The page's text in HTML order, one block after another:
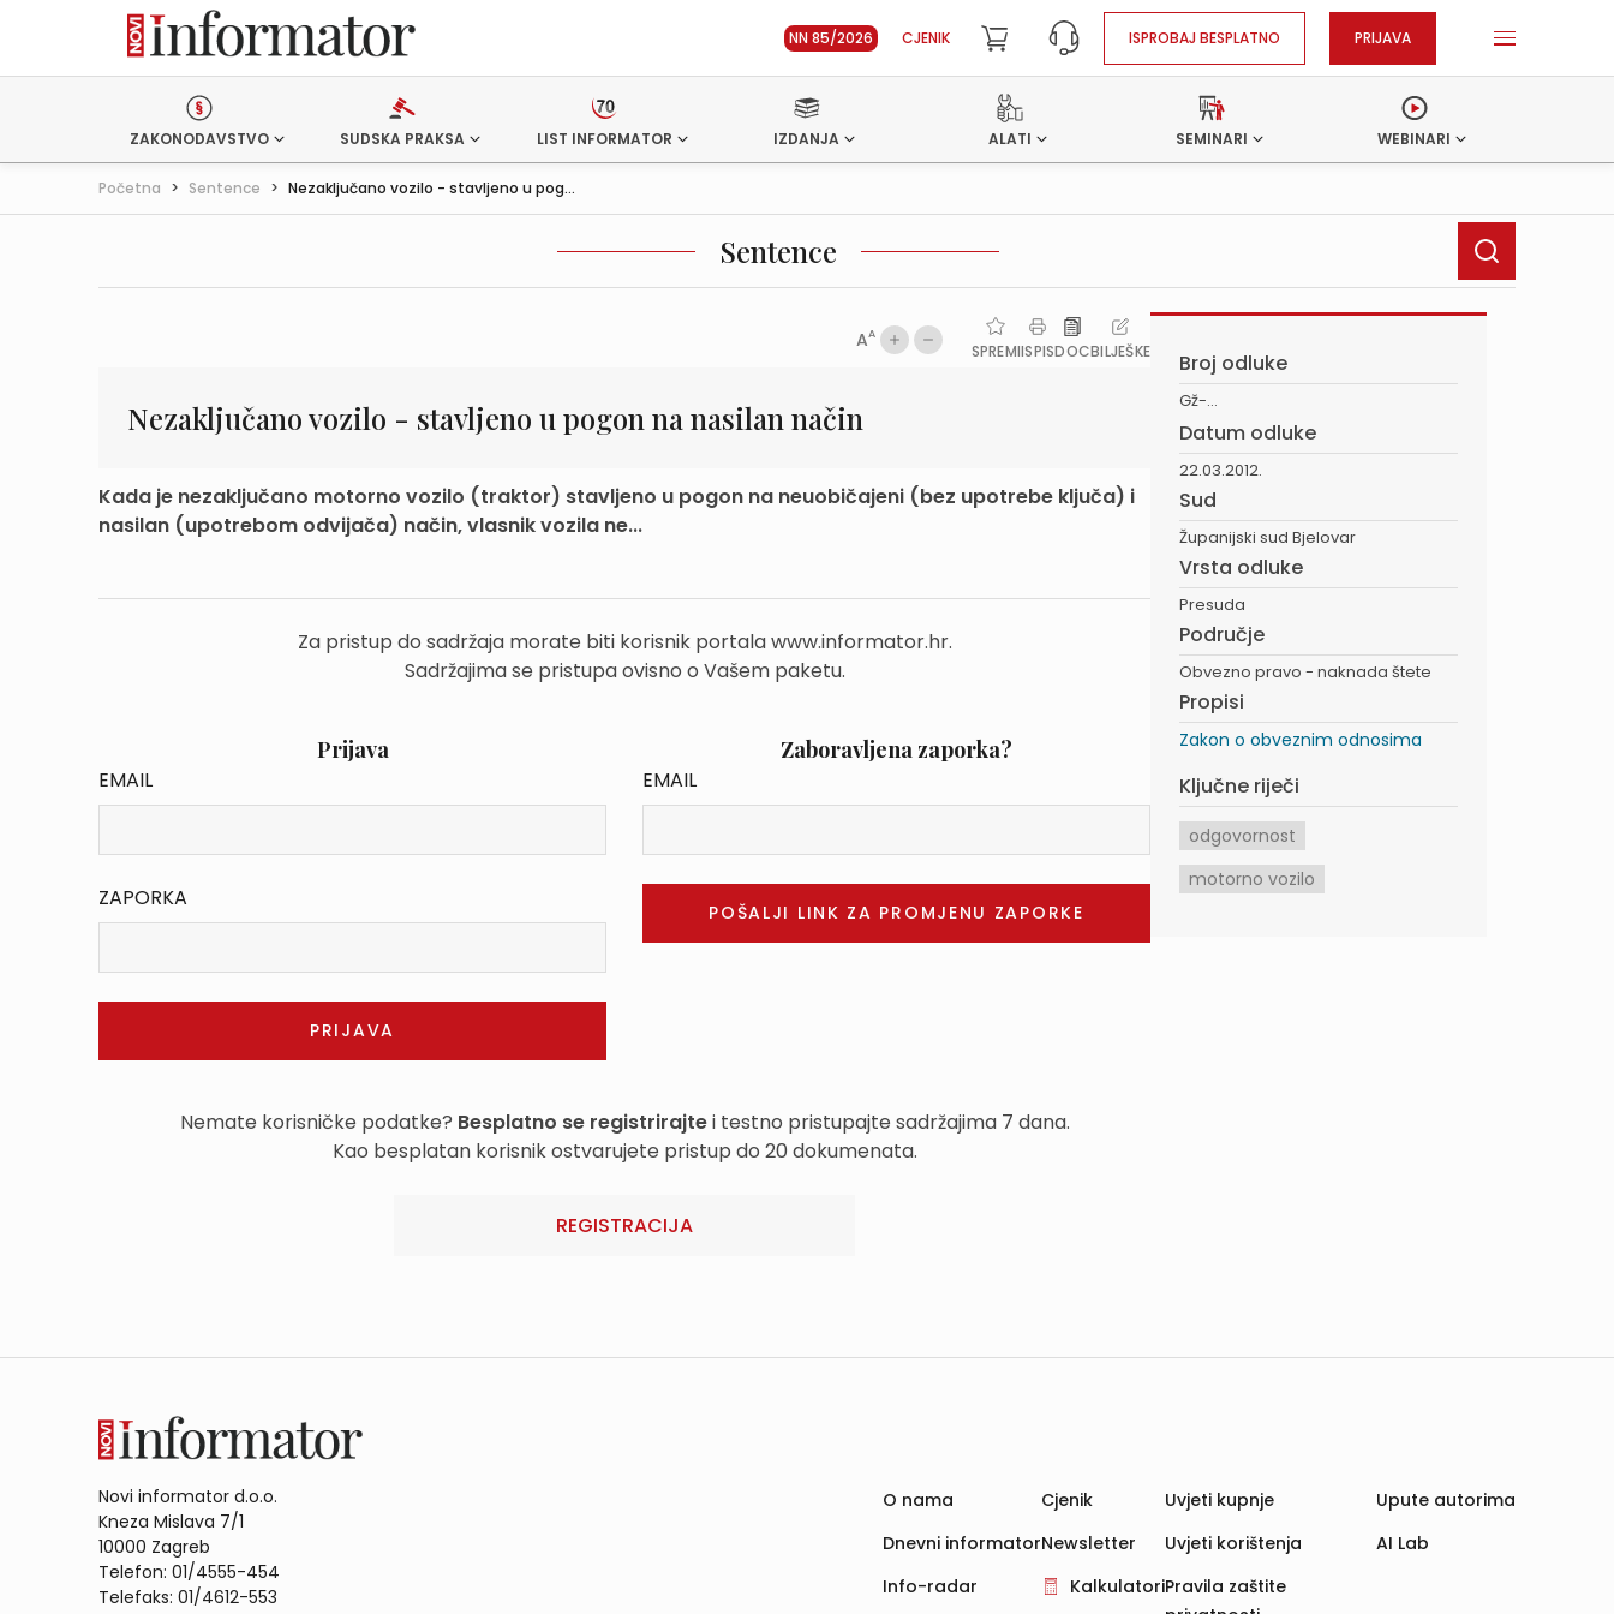
NN 85/2026 CJENIK ISPROBAJ BESPLATNO PRIJAVA
ZAKONODAVSTVO SUDSKA PRAKSA LIST INFORMATOR IZDANJA ALATI SEMINARI WEBINARI
Početna > Sentence > Nezaključano vozilo - stavljeno u pog...
Sentence
AA
SPREMIISPISDOCBILJEŠKE
Nezaključano vozilo - stavljeno u pogon na nasilan način
Kada je nezaključano motorno vozilo (traktor) stavljeno u pogon na neuobičajeni (bez upotrebe ključa) i
nasilan (upotrebom odvijača) način, vlasnik vozila ne...
Za pristup do sadržaja morate biti korisnik portala www.informator.hr.
Sadržajima se pristupa ovisno o Vašem paketu.
Prijava
EMAIL
ZAPORKA
Zaboravljena zaporka?
EMAIL
Nemate korisničke podatke? Besplatno se registrirajtei testno pristupajte sadržajima 7 dana.
Kao besplatan korisnik ostvarujete pristup do 20 dokumenata.
REGISTRACIJA
Broj odluke
Gž-...
Datum odluke
22.03.2012.
Sud
Županijski sud Bjelovar
Vrsta odluke
Presuda
Područje
Obvezno pravo - naknada štete
Propisi
Zakon o obveznim odnosima
Ključne riječi
odgovornost
motorno vozilo
Novi informator d.o.o.
Kneza Mislava 7/1
10000 Zagreb
Telefon: 01/4555-454
Telefaks: 01/4612-553
O nama
Dnevni informator
Info-radar
Cjenik
Newsletter
Kalkulatori
Uvjeti kupnje
Uvjeti korištenja
Pravila zaštite
Upute autorima
AI Lab